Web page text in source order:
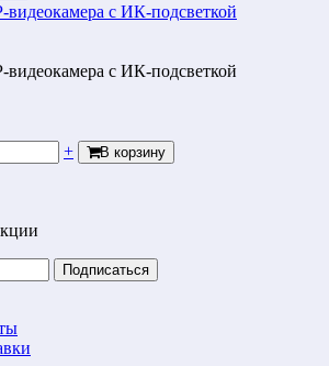
с ИК-подсветкой
с ИК-подсветкой
+ В корзину
Подписаться